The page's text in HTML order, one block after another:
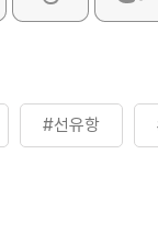
#선유항